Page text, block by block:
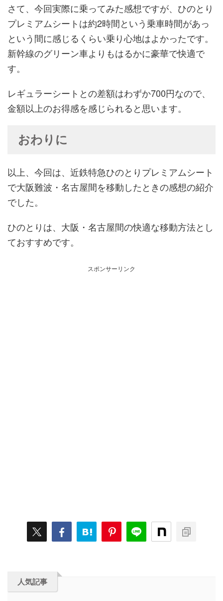
さて、今回実際に乗ってみた感想ですが、ひのとり
プレミアムシートは約2時間という乗車時間があっ
という間に感じるくらい乗り心地はよかったです。
新幹線のグリーン車よりもはるかに豪華で快適で
す。
レギュラーシートとの差額はわずか700円なので、
金額以上のお得感を感じられると思います。
おわりに
以上、今回は、近鉄特急ひのとりプレミアムシート
で大阪難波・名古屋間を移動したときの感想の紹介
でした。
ひのとりは、大阪・名古屋間の快適な移動方法とし
ておすすめです。
スポンサーリンク
人気記事